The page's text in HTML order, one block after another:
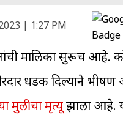
| 1:27 PM
मालिका सुरूच आहे.
धडक दिल्याने
मुलीचा मृत्यूझाला आहे.